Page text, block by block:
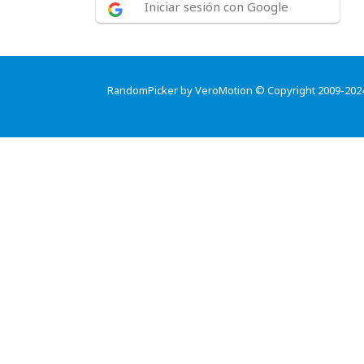
Iniciar sesión con Google
RandomPicker by VeroMotion © Copyright 2009-